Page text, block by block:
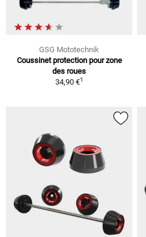
GSG Mototechnik
Coussinet protection pour zone
des roues
34,90 €1